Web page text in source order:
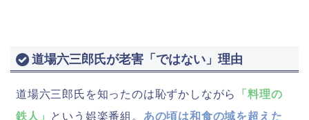
道場六三郎氏が老害「ではない」理由
道場六三郎氏を知ったのは恥ずかしながら
「料理の
鉄人」 という娯楽番組。 あの頃は和食の域を超えた